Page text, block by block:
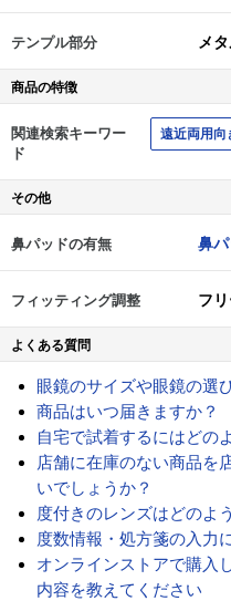
テンプル部分 メ
商品の特徴
関連検索キーワー
ド
遠近両用向
その他
鼻パッドの有無 鼻
フィッティング調整 フ
よくある質問
眼鏡のサイズや眼鏡の選
商品はいつ届きますか？
自宅で試着するにはどの
店舗に在庫のない商品を
いでしょうか？
度付きのレンズはどのよ
度数情報・処方箋の入力
オンラインストアで購入
内容を教えてください